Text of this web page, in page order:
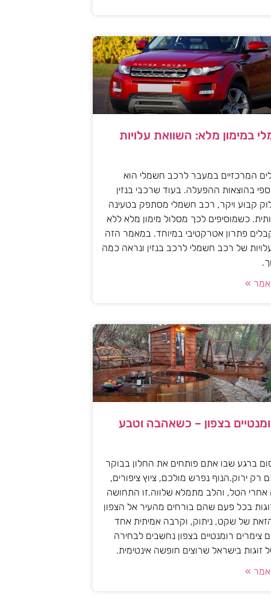
במימון מלא: השוואת עלויות
המרכזיים במעבר לרכב חשמלי הוא
בהוצאות ההפעלה. בעוד שרכבי בנזין
קבוע ויקר, רכב חשמלי מסתפק בטעינה
כשמוסיפים לכך מסלול מימון מלא ללא
פתרון אטרקטיבי במיוחד. במאמר הזה
של רכב חשמלי לרכב בנזין ונראה כמה
»
בצפון – כשאהבה וטבע
ברגע שבו אתם פותחים את החלון בבוקר
רק ירוק.הנוף נפרש מולכם, ציוץ ציפורים,
הטל, והלב מתמלא שלווה.זו התחושה
בכל פעם שהם בורחים מהעיר אל הצפון
של שקט, ניתוק, וקרבה אמיתית אחד
צימרים רומנטיים בצפון נחשבים לבחירה
זוגות בישראל שרוצים חופשה אינטימית.
»